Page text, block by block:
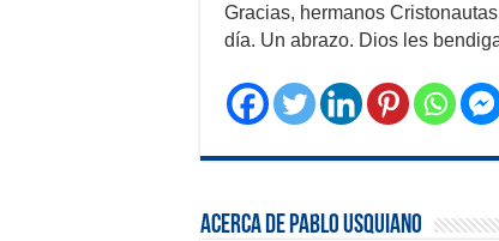
Gracias, hermanos
día. Un abrazo. Dios les
Acerca de Pablo Usquiano